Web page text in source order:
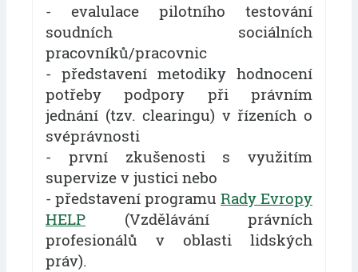
- evalulace pilotního testování
soudních sociálních
pracovníků/pracovnic
- představení metodiky hodnocení
potřeby podpory při právním
jednání (tzv. clearingu) v řízeních o
svéprávnosti
- první zkušenosti s využitím
supervize v justici nebo
- představení programu Rady Evropy
HELP (Vzdělávání právních
profesionálů v oblasti lidských
práv).